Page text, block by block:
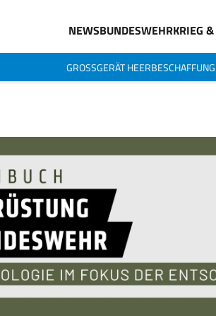
NEWSBUNDESWEHRKRIEG
GROSSGERÄT HEERBESCHAFFUNG